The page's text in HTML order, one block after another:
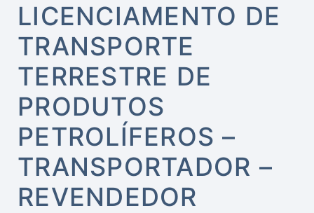
LICENCIAMENTO DE
TRANSPORTE
TERRESTRE DE
PRODUTOS
PETROLÍFEROS –
TRANSPORTADOR –
REVENDEDOR